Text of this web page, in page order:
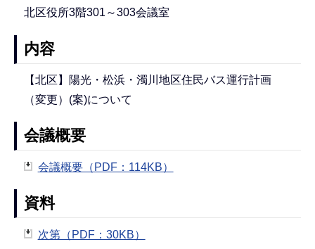
北区役所3階301～303会議室
内容
【北区】陽光・松浜・濁川地区住民バス運行計画
（変更）(案)について
会議概要
会議概要（PDF：114KB）
資料
次第（PDF：30KB）